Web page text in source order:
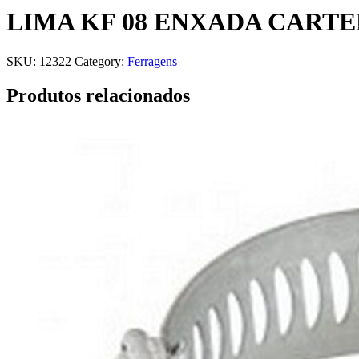
LIMA KF 08 ENXADA
SKU: 12322 Category: Ferragens
Produtos relacionados